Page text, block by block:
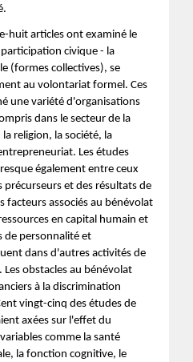
huit articles ont examiné le
civique - la
(formes collectives), se
au volontariat formel. Ces
une variété d'organisations
dans le secteur de la
religion, la société, la
Les études
également entre ceux
précurseurs et des résultats de
facteurs associés au bénévolat
en capital humain et
de personnalité et
dans d'autres activités de
obstacles au bénévolat
à la discrimination
vingt-cinq des études de
axées sur l'effet du
comme la santé
la fonction cognitive, le